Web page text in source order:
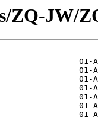
ZQ-JW/